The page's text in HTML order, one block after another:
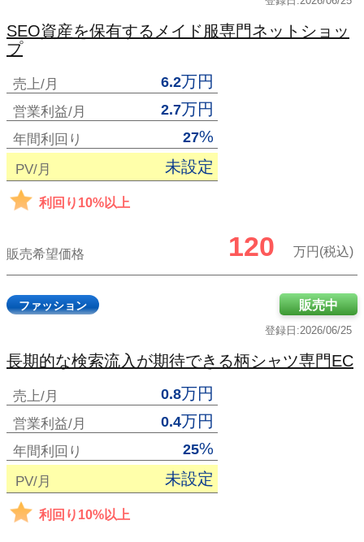
SEO資産を保有するメイド服専門ネットショッ
プ
売上/月 6.2万円
営業利益/月 2.7万円
年間利回り 27%
PV/月 未設定
利回り10%以上
販売希望価格 120 万円(税込)
ファッション
登録日:2026/06/25
販売中
長期的な検索流入が期待できる柄シャツ専門EC
売上/月 0.8万円
営業利益/月 0.4万円
年間利回り 25%
PV/月 未設定
利回り10%以上